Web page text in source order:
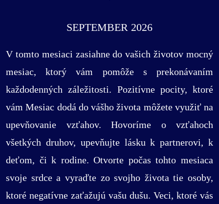
SEPTEMBER 2026
V tomto mesiaci zasiahne do vašich životov mocný
mesiac, ktorý vám pomôže s prekonávaním
každodenných záležitosti. Pozitívne pocity, ktoré
vám Mesiac dodá do vášho života môžete využiť na
upevňovanie vzťahov. Hovoríme o vzťahoch
všetkých druhov, upevňujte lásku k partnerovi, k
deťom, či k rodine. Otvorte počas tohto mesiaca
svoje srdce a vyraďte zo svojho života tie osoby,
ktoré negatívne zaťažujú vašu dušu. Veci, ktoré vás